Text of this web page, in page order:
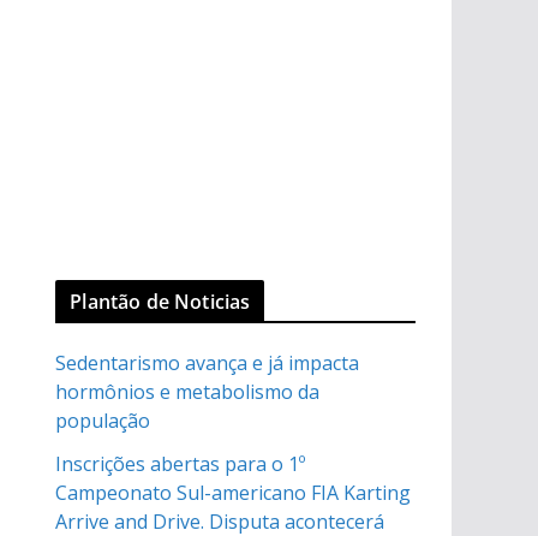
Plantão de Noticias
Sedentarismo avança e já impacta
hormônios e metabolismo da
população
Inscrições abertas para o 1º
Campeonato Sul-americano FIA Karting
Arrive and Drive. Disputa acontecerá